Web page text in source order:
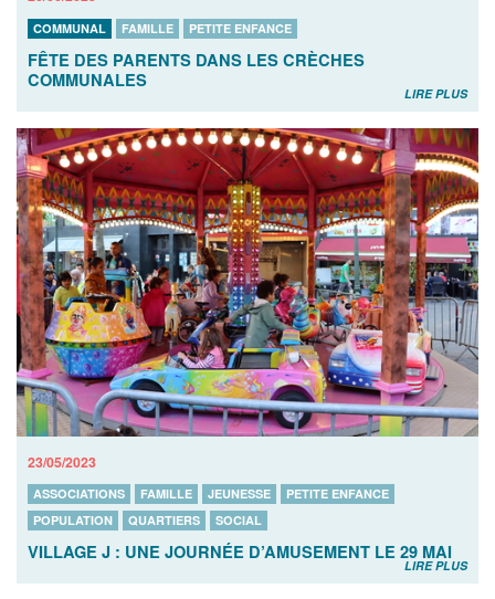
COMMUNAL FAMILLE PETITE ENFANCE
FÊTE DES PARENTS DANS LES CRÈCHES
COMMUNALES
LIRE PLUS
23/05/2023
ASSOCIATIONS FAMILLE JEUNESSE
PETITE ENFANCE
POPULATION
QUARTIERS SOCIAL
VILLAGE J : UNE JOURNÉE D’AMUSEMENT LE 29 MAI
LIRE PLUS